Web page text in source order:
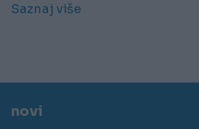
Saznaj više
novi